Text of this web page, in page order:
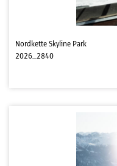
Nordkette Skyline Park
2026_2840